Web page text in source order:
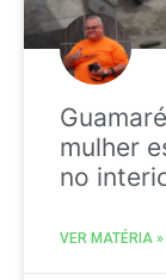
mulher
no
VER MATÉRIA »